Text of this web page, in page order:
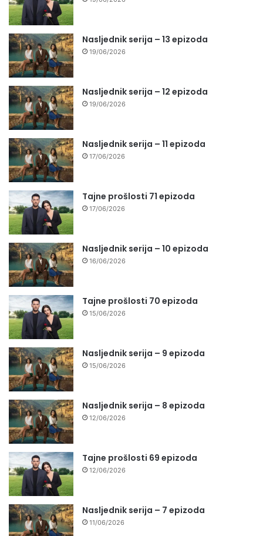
Nasljednik serija – 13 epizoda
19/06/2026
Nasljednik serija – 12 epizoda
19/06/2026
Nasljednik serija – 11 epizoda
17/06/2026
Tajne prošlosti 71 epizoda
17/06/2026
Nasljednik serija – 10 epizoda
16/06/2026
Tajne prošlosti 70 epizoda
15/06/2026
Nasljednik serija – 9 epizoda
15/06/2026
Nasljednik serija – 8 epizoda
12/06/2026
Tajne prošlosti 69 epizoda
12/06/2026
Nasljednik serija – 7 epizoda
11/06/2026